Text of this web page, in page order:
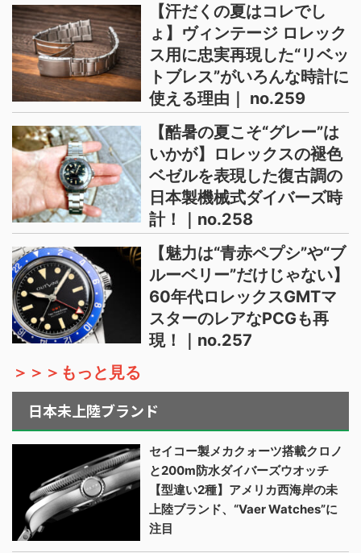
【汗だくの夏はコレでし
ょ】ヴィンテージ ロレック
ス用に忠実再現した“リベッ
トブレス”がいろんな時計に
使える理由｜ no.259
【酷暑の夏こそ“グレー”は
いかが】ロレックスの褪色
ベゼルを表現した復古調の
日本製機械式ダイバーズ時
計！｜no.258
【魅力は“青赤ペプシ”や“ブ
ルーベリー”だけじゃない】
60年代ロレックスGMTマ
スターのレアなPCGも再
現！｜no.257
＞＞＞もっと見る
日本未上陸ブランド
セイコー製メカクォーツ搭載クロノ
と200m防水ダイバーズウオッチ
【型違い2種】アメリカ西海岸の未
上陸ブランド、“Vaer Watches”に
注目